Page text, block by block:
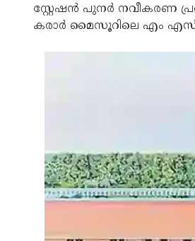
സ്റ്റേഷന്‍ പുനര്‍ നവീകരണ
കരാര്‍ മൈസൂറിലെ എം എസ്